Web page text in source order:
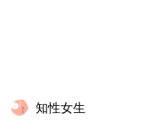
知性女生